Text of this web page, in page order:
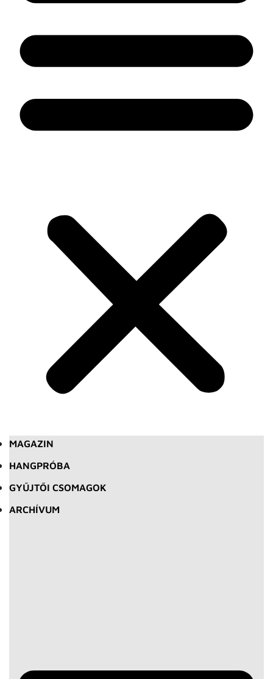
MAGAZIN
HANGPRÓBA
GYŰJTŐI CSOMAGOK
ARCHÍVUM